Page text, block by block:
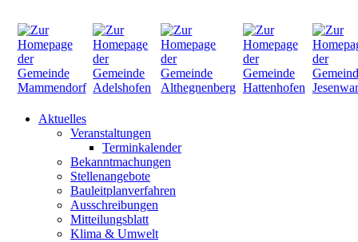
Aktuelles
Veranstaltungen
Terminkalender
Bekanntmachungen
Stellenangebote
Bauleitplanverfahren
Ausschreibungen
Mitteilungsblatt
Klima & Umwelt